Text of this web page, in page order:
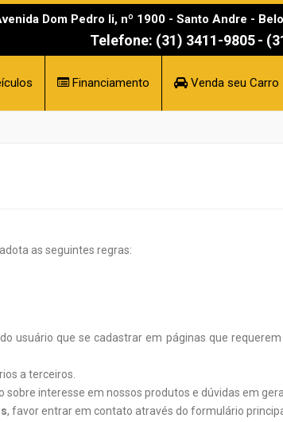
Dom Pedro Ii, nº 1900 - Santo Andre -
Telefone: (31) 3411-9805-
Financiamento Venda seu Carro
adota as seguintes regras:
usuário que se cadastrar em páginas que
a terceiros.
interesse em nossos produtos e dúvidas em geral.
, favor entrar em contato através do formulário